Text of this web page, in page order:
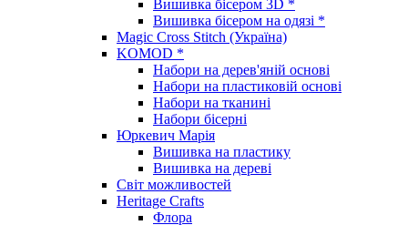
Вишивка бісером 3D *
Вишивка бісером на одязі *
Magic Cross Stitch (Україна)
KOMOD *
Набори на дерев'яній основі
Набори на пластиковій основі
Набори на тканині
Набори бісерні
Юркевич Марія
Вишивка на пластику
Вишивка на дереві
Світ можливостей
Heritage Crafts
Флора